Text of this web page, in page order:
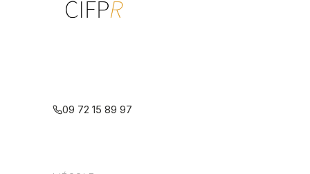
09 72 15 89 97